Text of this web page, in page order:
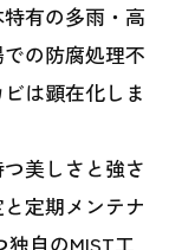
有の多雨・高
の防腐処理不
は顕在化しま
美しさと強さ
定期メンテナ
自のMIST工